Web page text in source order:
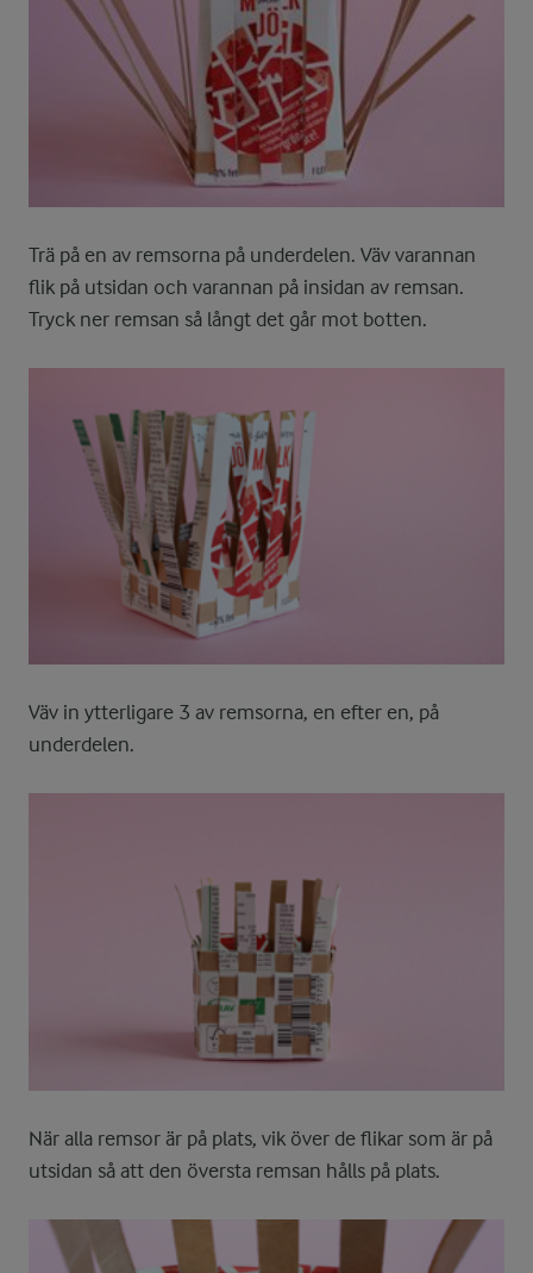
Trä på en av remsorna på underdelen. Väv varannan
flik på utsidan och varannan på insidan av remsan.
Tryck ner remsan så långt det går mot botten.
Väv in ytterligare 3 av remsorna, en efter en, på
underdelen.
När alla remsor är på plats, vik över de flikar som är på
utsidan så att den översta remsan hålls på plats.